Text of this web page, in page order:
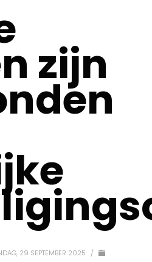
zijn
29 SEPTEMBER 2025
/